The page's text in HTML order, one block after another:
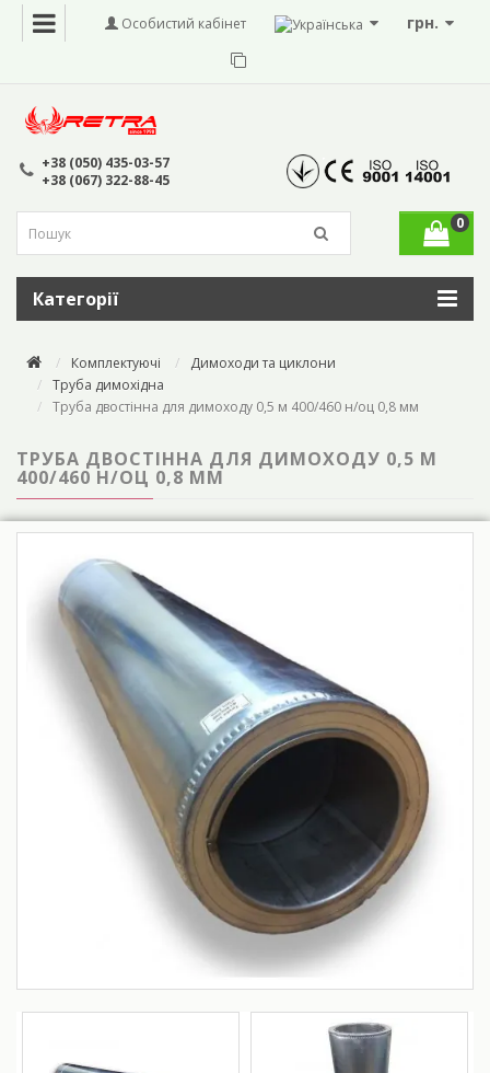
грн.
Особистий кабінет
+38 (050) 435-03-57
+38 (067) 322-88-45
0
Категорії
Комплектуючі
Димоходи та циклони
Труба димохідна
Труба двостінна для димоходу 0,5 м 400/460 н/оц 0,8 мм
ТРУБА ДВОСТІННА ДЛЯ ДИМОХОДУ 0,5 М
400/460 Н/ОЦ 0,8 ММ